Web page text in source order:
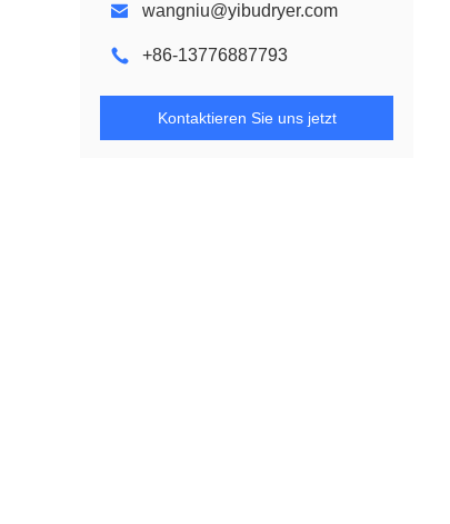
wangniu@yibudryer.com
+86-13776887793
Kontaktieren Sie uns jetzt